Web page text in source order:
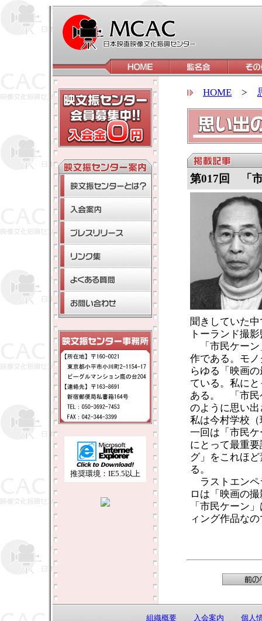
推奨環境：IE5.5以上
HOME >
第017回 「市
聞きしていた
トーランド撮
「市民ケーン
作である。モ
らゆる「映画
ている。私に
ある。 「市民
のように思い
私は今村学校
一回は「市民
にとって最重
グ」をこれほ
る。
ラストエンペ
ロは「映画の
「市民ケーン
ィング作品な
組織概要 入会案内 個人